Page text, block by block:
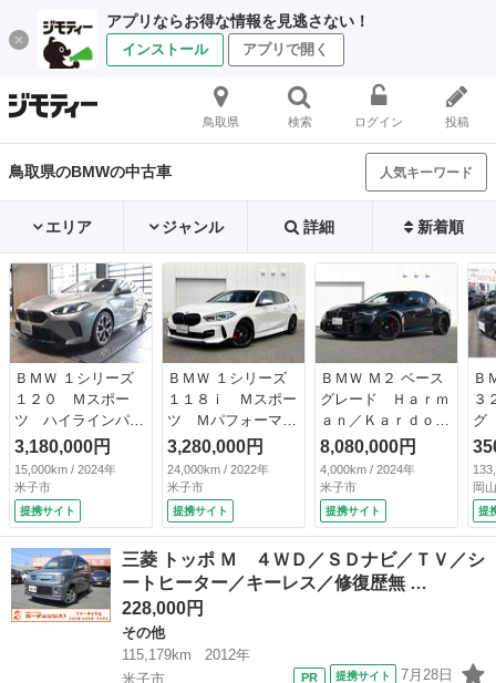
アプリならお得な情報を見逃さない！
インストール アプリで開く
鳥取県 検索 ログイン 投稿
鳥取県のBMWの中古車 人気キーワード
エリア ジャンル 詳細 新着順
ＢＭＷ １シリーズ
１２０ Ｍスポー
ツ ハイラインパッ
ケージ Ｈｉｆｉス
ピーカーシステムｈ
ａｒｍａｎ／ｋａｒ
ｄｏｎ ドライビン
グアシストプロフェ
ッショナル パーキ
ングアシストプラ
ス インテリアカメ
ラ ヘッドアップデ
3,180,000円
15,000km / 2024年
米子市
提携サイト
ＢＭＷ １シリーズ
１１８ｉ Ｍスポー
ツ Ｍパフォーマン
スＦスポイラー 社
外マフラー Ｍパフ
ォーマンスブレーキ
（赤） Ｍ１３５ｉ
リアバンパー Ｍパ
Ｗ ナビゲーション
パッケージ ブラッ
クグリル Ａｐｐｌ
ＡＣＣ （検9.11）
3,280,000円
24,000km / 2022年
米子市
提携サイト
ＢＭＷ Ｍ２ ベース
グレード Ｈａｒｍ
ａｎ／Ｋａｒｄｏ
ｎ １９ＡＷ シー
トヒーター 電動シ
ート アクティブク
ルーズコントロー
ル Ｍコンパウンド
ブレーキ・レッド
アダプティブＬＥＤ
ヘッドライト コン
8,080,000円
4,000km / 2024年
米子市
提携サイト
Ｂ
３
グ
ウ
イ
Ｄ
Ｄ
Ｖ
ー
岡
提
三菱 トッポ Ｍ ４ＷＤ／ＳＤナビ／ＴＶ／シ
ートヒーター／キーレス／修復歴無 …
228,000円
その他
115,179km
2012年
米子市
提携サイト 7月28日